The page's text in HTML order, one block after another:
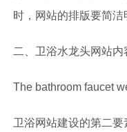
时，网站的排版要简洁
二、 卫浴水龙头网站内
The bathroom faucet
卫浴网站建设的第二要